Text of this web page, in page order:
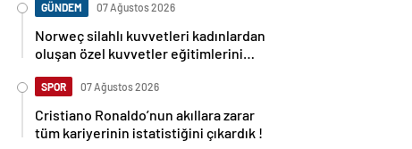
GÜNDEM 07 Ağustos 2026
Norweç silahlı kuvvetleri kadınlardan
oluşan özel kuvvetler eğitimlerini
SPOR 07 Ağustos 2026
Cristiano Ronaldo’nun akıllara zarar
tüm kariyerinin istatistiğini çıkardık !